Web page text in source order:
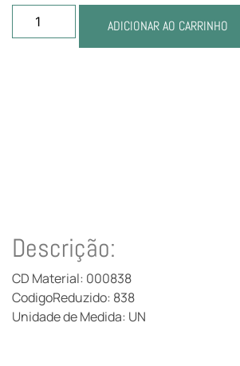
ADICIONAR AO CARRINHO
Descrição:
CD Material: 000838
CodigoReduzido: 838
Unidade de Medida: UN